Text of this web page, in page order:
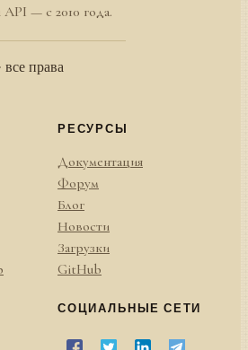
— с 2010 года.
права
РЕСУРСЫ
Документация
Форум
Блог
Новости
Загрузки
GitHub
СОЦИАЛЬНЫЕ СЕТИ